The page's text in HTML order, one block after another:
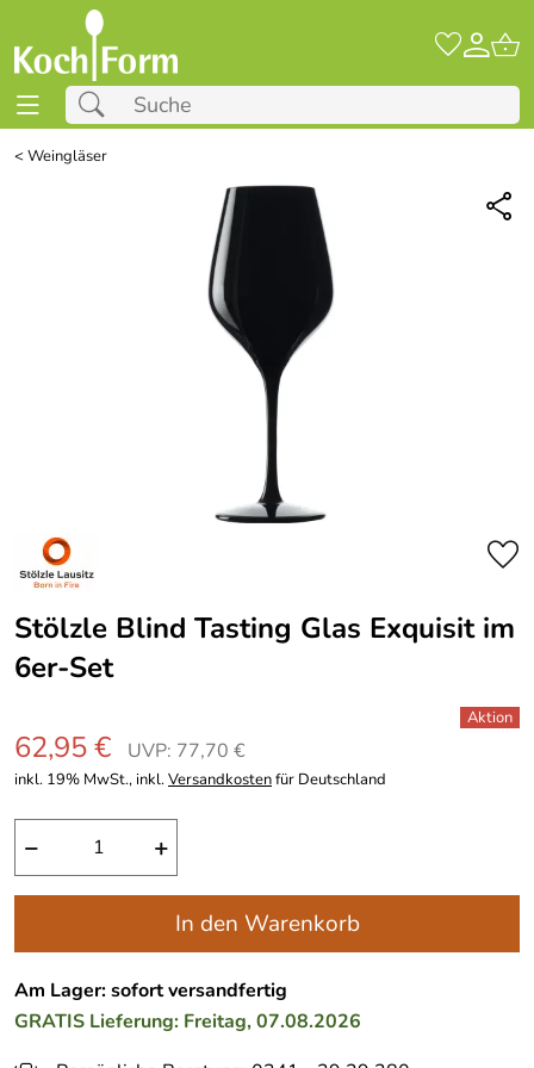
<Weingläser
Stölzle Blind Tasting Glas Exquisit im
6er-Set
62,95 € UVP: 77,70 €
inkl. 19% MwSt., inkl.Versandkostenfür Deutschland
− +
In den Warenkorb
Am Lager: sofort versandfertig
GRATIS Lieferung: Freitag, 07.08.2026